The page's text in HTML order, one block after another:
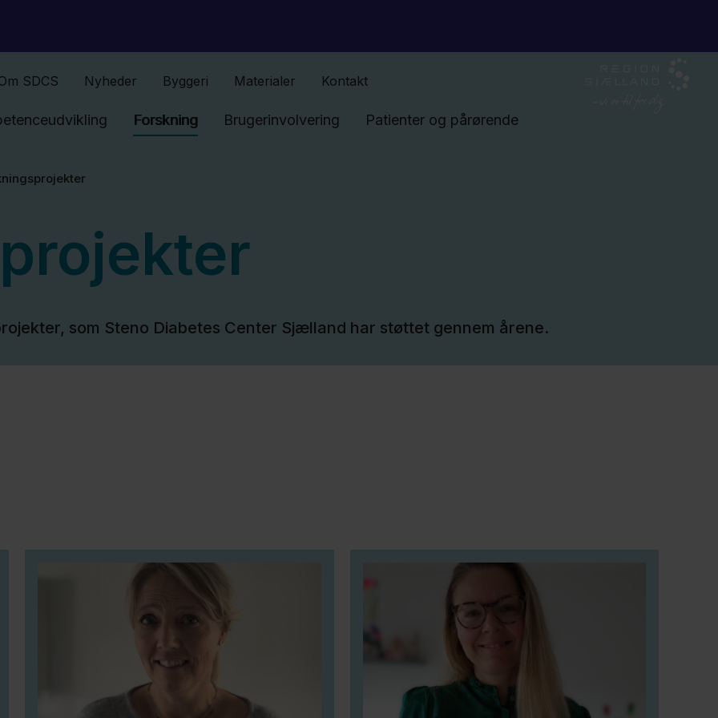
SDCS Nyheder Byggeri Materialer Kontakt
Forskning Brugerinvolvering Patienter og pårørende
som Steno Diabetes Center Sjælland har støttet gennem årene.